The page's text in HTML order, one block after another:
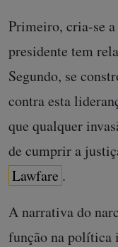
Primeiro, cria-se
presidente tem
Segundo, se
contra esta
que qualquer
de cumprir a
Lawfare .
A narrativa do
função na política